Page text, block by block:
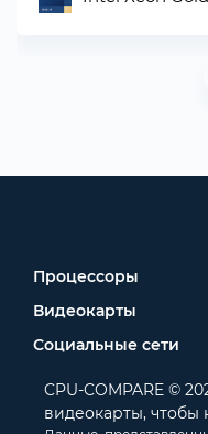
Процессоры
Видеокарты
Социальные сети
CPU-COMPARE ©
видеокарты,